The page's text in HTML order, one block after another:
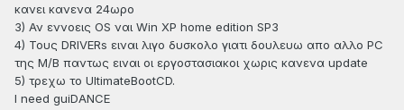
κανει κανενα 24ωρο
3) Αν εννοεις OS ναι Win XP home edition SP3
4) Τους DRIVERs ειναι λιγο δυσκολο γιατι δουλευω απο αλλο PC
της Μ/Β παντως ειναι οι εργοστασιακοι χωρις κανενα update
5) τρεχω το UltimateBootCD.
Ι need guiDANCE